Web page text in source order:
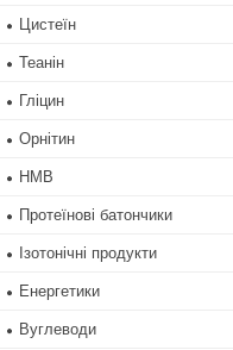
Цистеїн
Теанін
Гліцин
Орнітин
HMB
Протеїнові батончики
Ізотонічні продукти
Енергетики
Вуглеводи